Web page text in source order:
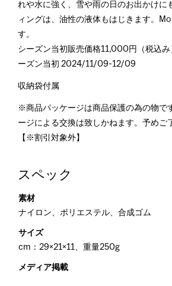
れや水に強く、雪や雨の日のお出かけに
ィングは、油性の液体もはじきます。
す。
シーズン当初販売価格11,000円（税込
ーズン当初 2024/11/09-12/09
収納袋付属
※商品パッケージは商品保護の為の物で
ージによる交換は致しかねます。予めご
【※割引対象外】
スペック
素材
ナイロン、ポリエステル、合成ゴム
サイズ
cm：29×21×11、重量250g
メディア掲載